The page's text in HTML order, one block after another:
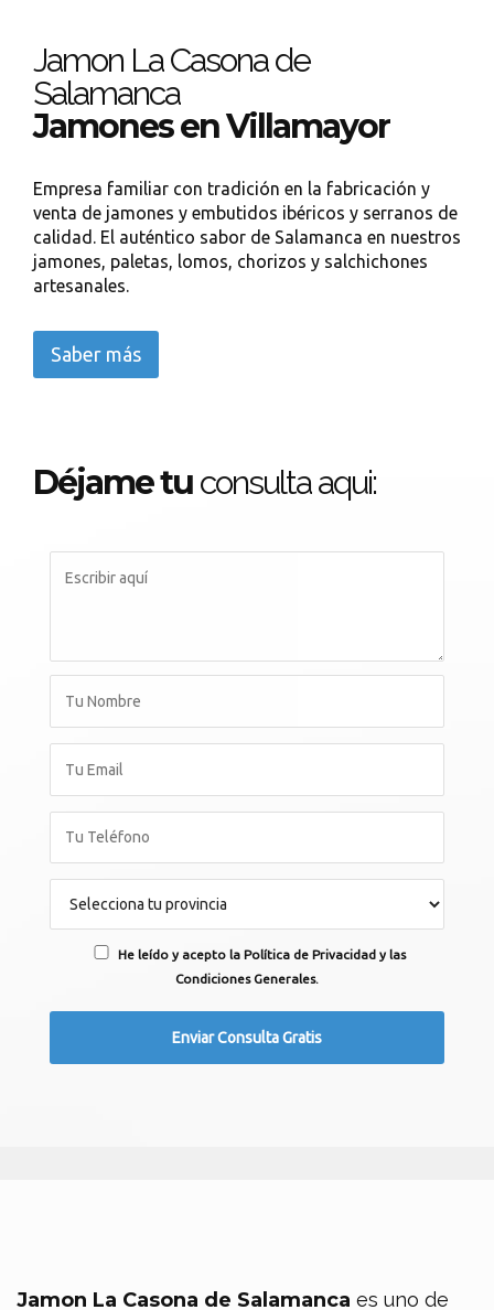
Jamon La Casona de
Salamanca
Jamones en Villamayor
Empresa familiar con tradición en la fabricación y
venta de jamones y embutidos ibéricos y serranos de
calidad. El auténtico sabor de Salamanca en nuestros
jamones, paletas, lomos, chorizos y salchichones
artesanales.
Saber más
Déjame tu consulta aqui:
He leído y acepto la Política de Privacidad y las
Condiciones Generales.
Jamon La Casona de Salamanca es uno de